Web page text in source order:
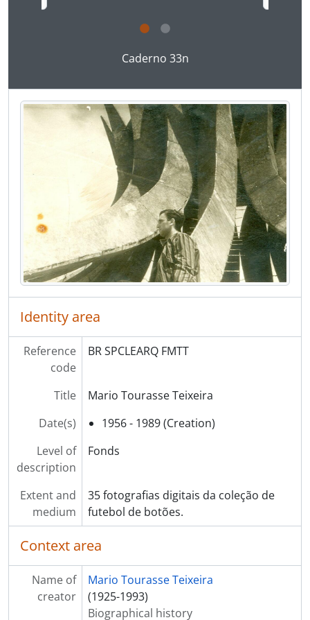
Caderno 33n
Identity area
Reference
code
BR SPCLEARQ FMTT
Title
Mario Tourasse Teixeira
Date(s)
1956 - 1989 (Creation)
Level of
description
Fonds
Extent and
medium
35 fotografias digitais da coleção de
futebol de botões.
Context area
Name of
creator
Mario Tourasse Teixeira
(1925-1993)
Biographical history